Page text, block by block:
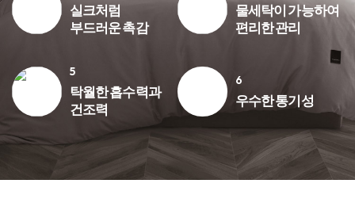
실크처럼
부드러운 촉감
물세탁이 가능하여
편리한 관리
탁월한 흡수력과
건조력
우수한 통기성